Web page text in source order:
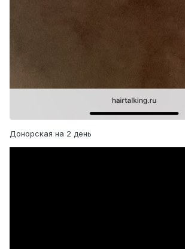
Донорская на 2 день